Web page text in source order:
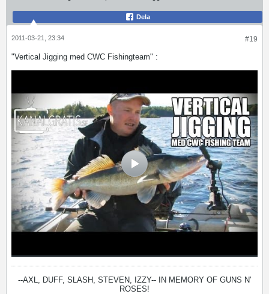
Dela
#19
2011-03-21, 23:34
"Vertical Jigging med CWC Fishingteam" :
--AXL, DUFF, SLASH, STEVEN, IZZY-- IN MEMORY OF GUNS N'
ROSES!